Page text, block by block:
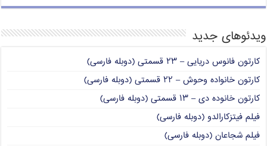
ویدئوهای جدید
کارتون فانوس دریایی – ۲۳ قسمتی (دوبله فارسی)
کارتون خانواده وحوش – ۲۲ قسمتی (دوبله فارسی)
کارتون خانوده دی – ۱۳ قسمتی (دوبله فارسی)
فیلم فیتزکارالدو (دوبله فارسی)
فیلم شجاعان (دوبله فارسی)